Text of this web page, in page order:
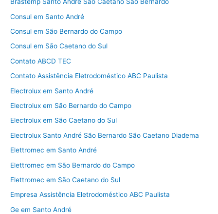
Consul em Santo André
Consul em São Bernardo do Campo
Consul em São Caetano do Sul
Contato ABCD TEC
Contato Assistência Eletrodoméstico ABC Paulista
Electrolux em Santo André
Electrolux em São Bernardo do Campo
Electrolux em São Caetano do Sul
Electrolux Santo André São Bernardo São Caetano Diadema
Elettromec em Santo André
Elettromec em São Bernardo do Campo
Elettromec em São Caetano do Sul
Empresa Assistência Eletrodoméstico ABC Paulista
Ge em Santo André